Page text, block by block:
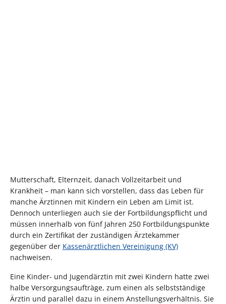
Mutterschaft, Elternzeit, danach Vollzeitarbeit und
Krankheit – man kann sich vorstellen, dass das Leben für
manche Ärztinnen mit Kindern ein Leben am Limit ist.
Dennoch unterliegen auch sie der Fortbildungspflicht und
müssen innerhalb von fünf Jahren 250 Fortbildungspunkte
durch ein Zertifikat der zuständigen Ärztekammer
gegenüber der Kassenärztlichen Vereinigung (KV)
nachweisen.
Eine Kinder- und Jugendärztin mit zwei Kindern hatte zwei
halbe Versorgungsaufträge, zum einen als selbstständige
Ärztin und parallel dazu in einem Anstellungsverhältnis. Sie